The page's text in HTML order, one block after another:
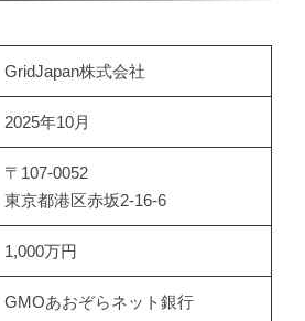
GridJapan株式会社
2025年10月
〒107-0052
東京都港区赤坂2-16-6
1,000万円
GMOあおぞらネット銀行